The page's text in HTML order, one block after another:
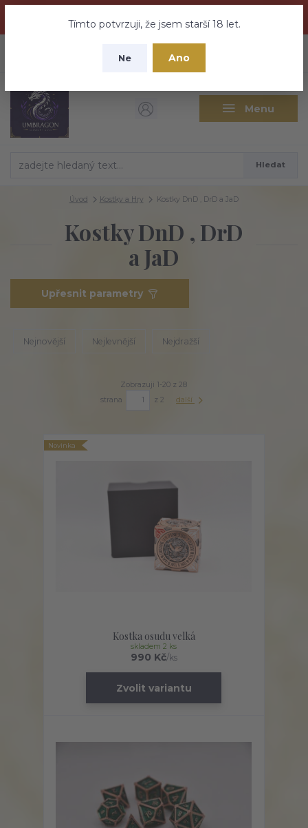
nebuďte vyděšeni zde najdete vše a ještě mnohem víc
Tímto potvrzuji, že jsem starší 18 let.
Ne Ano
Menu
CZK
Hledat
Úvod Kostky a Hry Kostky DnD , DrD a JaD
Kostky DnD , DrD
a JaD
Upřesnit parametry
Nejnovější Nejlevnější Nejdražší
Zobrazuji 1-20 z 28
strana
z 2 další
Novinka
Kostka osudu velká
990 Kč/ks
skladem 2 ks
Zvolit variantu